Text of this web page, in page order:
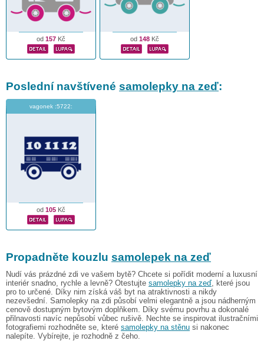
od 157 Kč od 148 Kč
Poslední navštívené samolepky na zeď:
vagonek :5722:
od 105 Kč
Propadněte kouzlu samolepek na zeď
Nudí vás prázdné zdi ve vašem bytě? Chcete si pořídit moderní a luxusní
interiér snadno, rychle a levně? Otestujte samolepky na zeď, které jsou
pro to určené. Díky nim získá váš byt na atraktivnosti a nikdy
nezevšední. Samolepky na zdi působí velmi elegantně a jsou nádherným
cenově dostupným bytovým doplňkem. Díky svému povrhu a dokonalé
přilnavosti navíc nepůsobí vůbec rušivě. Nechte se inspirovat ilustračními
fotografiemi rozhodněte se, které samolepky na stěnu si nakonec
nalepíte. Vybírejte, je rozhodně z čeho.